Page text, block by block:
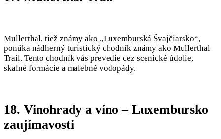
Mullerthal, tiež známy ako „Luxemburská Švajčiarsko“,
ponúka nádherný turistický chodník známy ako Mullerthal
Trail. Tento chodník vás prevedie cez scenické údolie,
skalné formácie a malebné vodopády.
18. Vinohrady a víno – Luxembursko
zaujímavosti